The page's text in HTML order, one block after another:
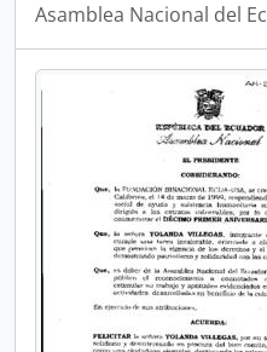
Asamblea Nacional del